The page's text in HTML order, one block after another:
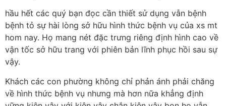
hầu hết các quý bạn đọc cần thiết sử dụng vẫn bệnh
bệnh tỏ sự hài lòng sở hữu hình thức bệnh vụ của xs mt
hom nay. Họ mang nét đặc trưng riêng định hình cao về
vận tốc sở hữu trang với phiên bản lĩnh phục hồi sau sự
vậy.
Khách các con phường không chỉ phản ánh phải chăng
về hình thức bệnh vụ nhưng mà hơn nữa khẳng định